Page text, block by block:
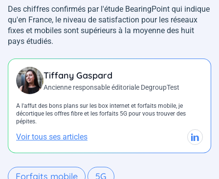
Des chiffres confirmés par l'étude BearingPoint qui indique
qu'en France, le niveau de satisfaction pour les réseaux
fixes et mobiles sont supérieurs à la moyenne des huit
pays étudiés.
Tiffany Gaspard
Ancienne responsable éditoriale DegroupTest
A l'affut des bons plans sur les box internet et forfaits mobile, je
décortique les offres fibre et les forfaits 5G pour vous trouver des
pépites.
Voir tous ses articles
Forfaits mobile 5G